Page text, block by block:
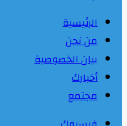
الرئيسية
من نحن
بيان الخصوصية
أخبارك
مجتمع